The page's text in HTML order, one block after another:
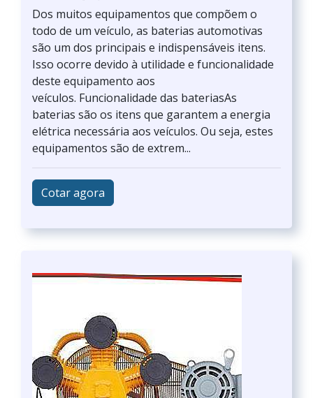
Dos muitos equipamentos que compõem o
todo de um veículo, as baterias automotivas
são um dos principais e indispensáveis itens.
Isso ocorre devido à utilidade e funcionalidade
deste equipamento aos
veículos. Funcionalidade das bateriasAs
baterias são os itens que garantem a energia
elétrica necessária aos veículos. Ou seja, estes
equipamentos são de extrem...
Cotar agora